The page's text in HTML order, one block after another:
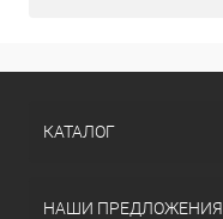
КАТАЛОГ
НАШИ ПРЕДЛОЖЕНИЯ